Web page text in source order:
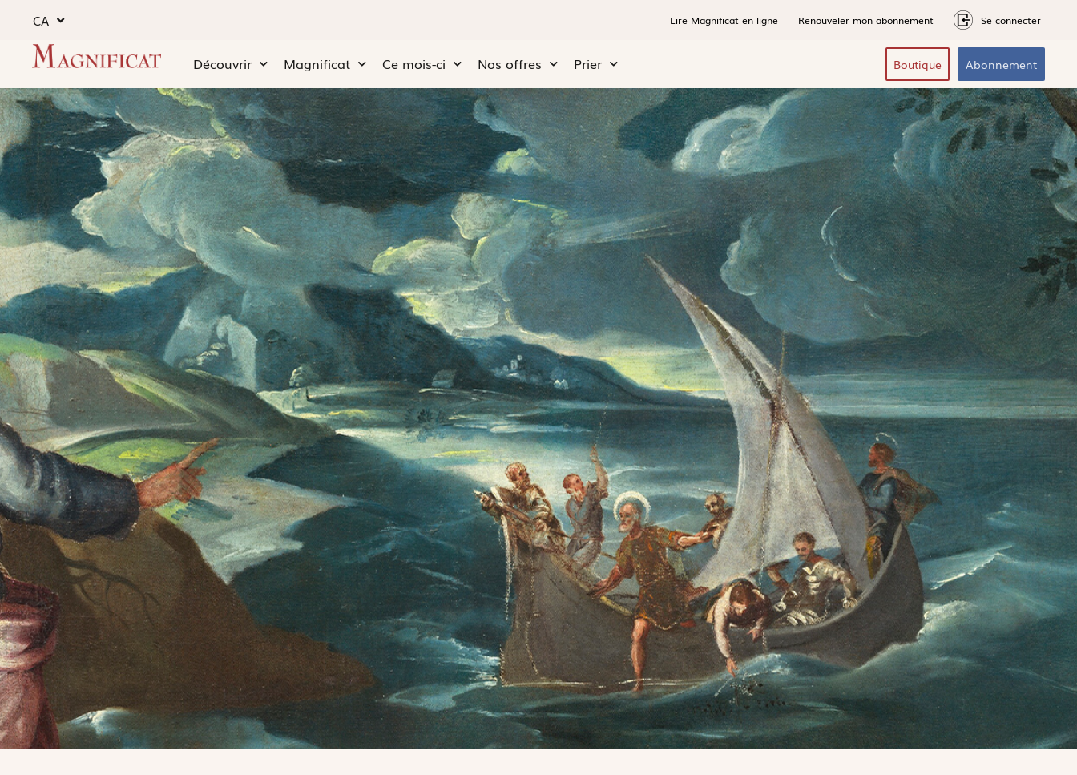
CA Lire Magnificat en ligne Renouveler mon abonnement Se connecter
Découvrir Magnificat Ce mois-ci Nos offres Prier Boutique Abonnement